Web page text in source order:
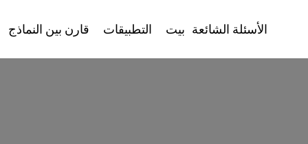
الأسئلة الشائعة بيت التطبيقات قارن بين النماذج